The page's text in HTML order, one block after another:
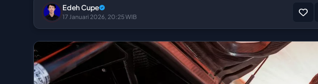
Edeh Cupe
17 Januari 2026, 20:25 WIB